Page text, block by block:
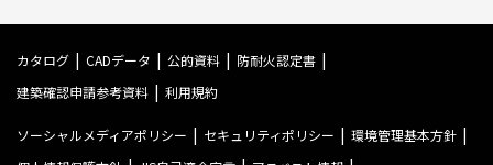
カタログ CADデータ 公的資料
防耐火認定書
建築確認申請参考資料
利用規約
ソーシャルメディアポリシー セキュリティポリシー
環境管理基本方針